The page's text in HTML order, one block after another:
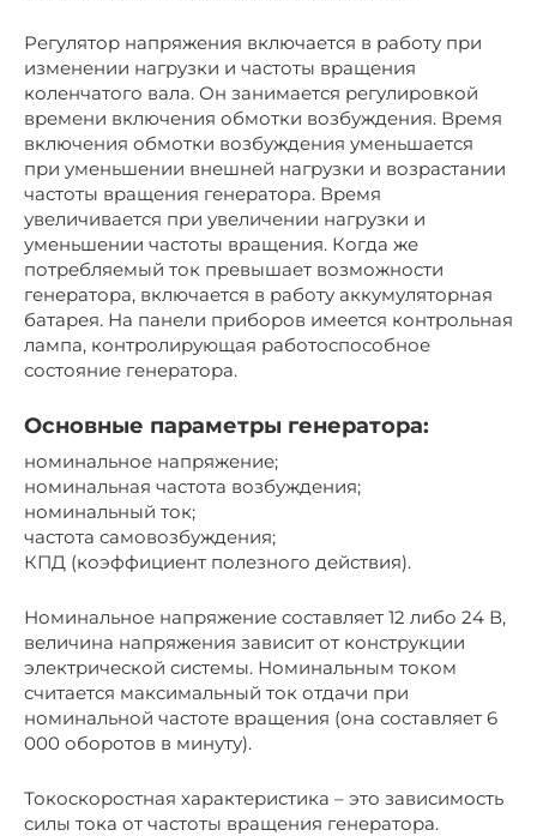
Регулятор напряжения включается в работу при
изменении нагрузки и частоты вращения
коленчатого вала. Он занимается регулировкой
времени включения обмотки возбуждения. Время
включения обмотки возбуждения уменьшается
при уменьшении внешней нагрузки и возрастании
частоты вращения генератора. Время
увеличивается при увеличении нагрузки и
уменьшении частоты вращения. Когда же
потребляемый ток превышает возможности
генератора, включается в работу аккумуляторная
батарея. На панели приборов имеется контрольная
лампа, контролирующая работоспособное
состояние генератора.
Основные параметры генератора:
номинальное напряжение;
номинальная частота возбуждения;
номинальный ток;
частота самовозбуждения;
КПД (коэффициент полезного действия).
Номинальное напряжение составляет 12 либо 24 В,
величина напряжения зависит от конструкции
электрической системы. Номинальным током
считается максимальный ток отдачи при
номинальной частоте вращения (она составляет 6
000 оборотов в минуту).
Токоскоростная характеристика – это зависимость
силы тока от частоты вращения генератора.